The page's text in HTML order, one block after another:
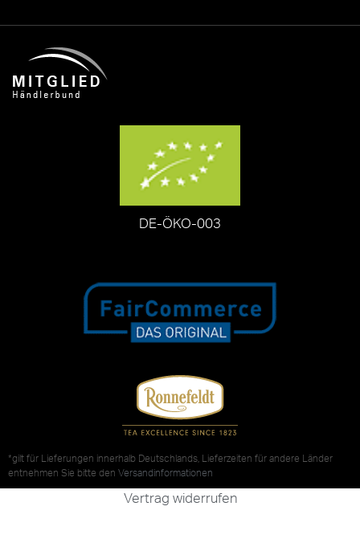
DE-ÖKO-003
*gilt für Lieferungen innerhalb Deutschlands, Lieferzeiten für andere Länder
entnehmen Sie bitte den Versandinformationen
Vertrag widerrufen